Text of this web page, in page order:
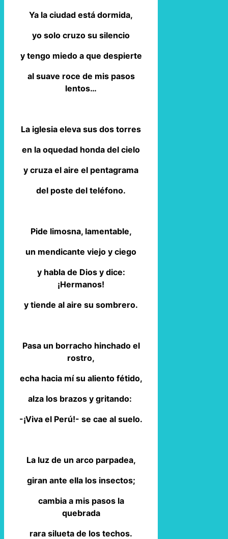
Ya la ciudad está dormida,
yo solo cruzo su silencio
y tengo miedo a que despierte
al suave roce de mis pasos
lentos…
La iglesia eleva sus dos torres
en la oquedad honda del cielo
y cruza el aire el pentagrama
del poste del teléfono.
Pide limosna, lamentable,
un mendicante viejo y ciego
y habla de Dios y dice:
¡Hermanos!
y tiende al aire su sombrero.
Pasa un borracho hinchado el
rostro,
echa hacia mí su aliento fétido,
alza los brazos y gritando:
-¡Viva el Perú!- se cae al suelo.
La luz de un arco parpadea,
giran ante ella los insectos;
cambia a mis pasos la
quebrada
rara silueta de los techos.